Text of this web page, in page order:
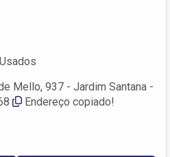
Mello, 937 - Jardim Santana -
Endereço copiado!